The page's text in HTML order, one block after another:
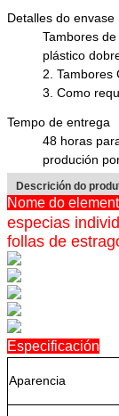
Detalles do envase
Tambores
plástico
2. Tambores
3. Como
Tempo de entrega
48 horas
produción
Descrición do
Nome do
especias
follas de
Especificación
Aparencia